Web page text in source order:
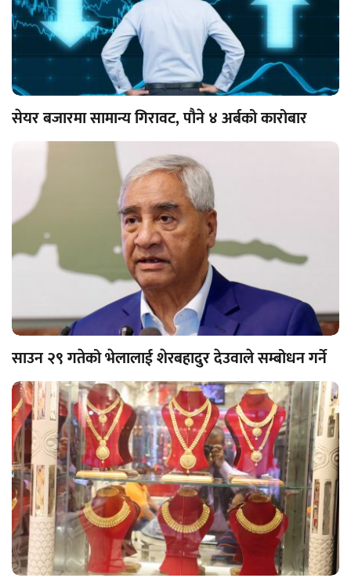
सेयर बजारमा सामान्य गिरावट, पौने ४ अर्बको कारोबार
साउन २९ गतेको भेलालाई शेरबहादुर देउवाले सम्बोधन गर्ने